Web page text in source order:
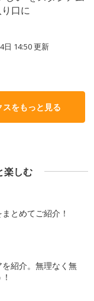
口に
日 14:50更新
をもっと見る
楽しむ
とめてご紹介！
紹介。無理なく無